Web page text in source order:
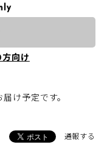
向け
け予定です。
通報する